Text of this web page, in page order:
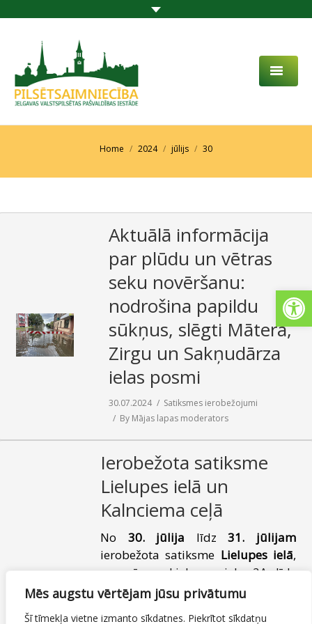
Mēs augstu vērtējam jūsu privātumu
Šī tīmekļa vietne izmanto sīkdatnes. Piekrītot sīkdatņu
PAR MUMS
PAKALPOJUMI
SABIEDRĪBAS LĪDZDALĪBA
KONTAKTI
SAZIŅA
Home 2024 jūlijs 30
Aktuālā informācija
par plūdu un vētras
seku novēršanu:
nodrošina papildu
sūkņus, slēgti Mātera,
Zirgu un Sakņudārza
ielas posmi
30.07.2024
Satiksmes ierobežojumi
By Mājas lapas moderators
Ierobežota satiksme
Lielupes ielā un
Kalnciema ceļā
No 30. jūlija līdz31. jūlijam
ierobežota satiksme Lielupes ielā,
posmā no Lielupes iela 2A līdz
Lielupes iela 2, unKalnciema ceļā